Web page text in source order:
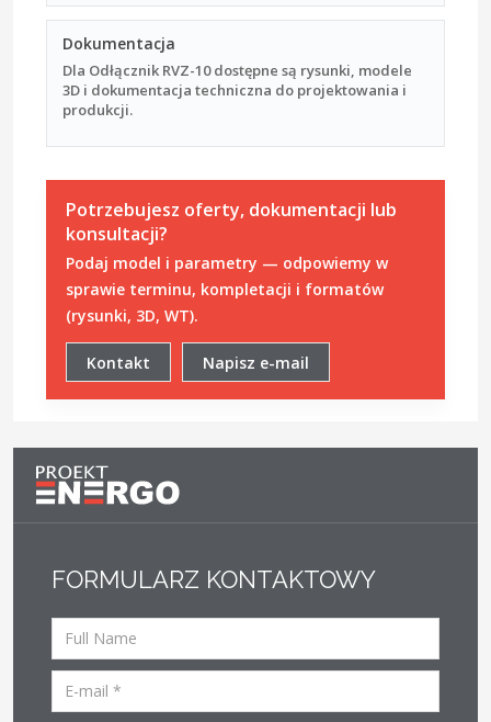
Dokumentacja
Dla Odłącznik RVZ-10 dostępne są rysunki, modele
3D i dokumentacja techniczna do projektowania i
produkcji.
Potrzebujesz oferty, dokumentacji lub
konsultacji?
Podaj model i parametry — odpowiemy w
sprawie terminu, kompletacji i formatów
(rysunki, 3D, WT).
Kontakt Napisz e-mail
FORMULARZ KONTAKTOWY